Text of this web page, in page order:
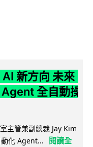
新方向 未來
全自動操
主管兼副總裁 Jay Kim
化 Agent...
閱讀全